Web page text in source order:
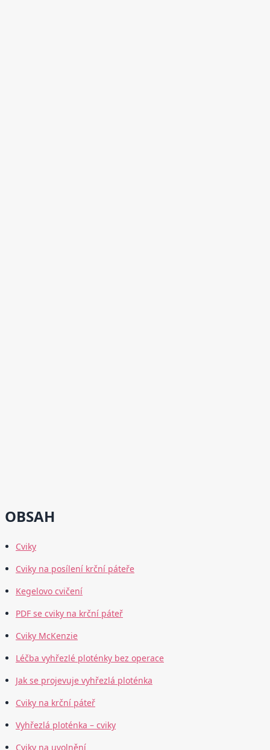
OBSAH
Cviky
Cviky na posílení krční páteře
Kegelovo cvičení
PDF se cviky na krční páteř
Cviky McKenzie
Léčba vyhřezlé ploténky bez operace
Jak se projevuje vyhřezlá ploténka
Cviky na krční páteř
Vyhřezlá ploténka – cviky
Cviky na uvolnění